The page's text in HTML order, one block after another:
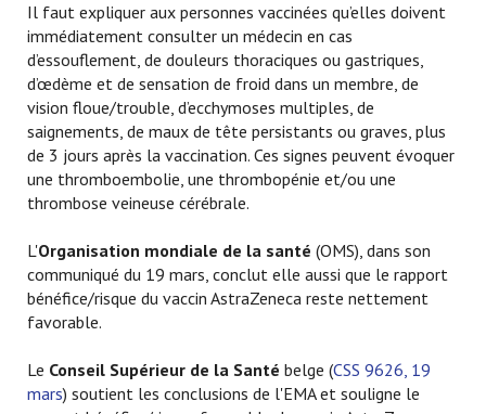
Il faut expliquer aux personnes vaccinées qu’elles doivent
immédiatement consulter un médecin en cas
d’essouflement, de douleurs thoraciques ou gastriques,
d’œdème et de sensation de froid dans un membre, de
vision floue/trouble, d’ecchymoses multiples, de
saignements, de maux de tête persistants ou graves, plus
de 3 jours après la vaccination. Ces signes peuvent évoquer
une thromboembolie, une thrombopénie et/ou une
thrombose veineuse cérébrale.
L'Organisation mondiale de la santé (OMS), dans son
communiqué du 19 mars, conclut elle aussi que le rapport
bénéfice/risque du vaccin AstraZeneca reste nettement
favorable.
Le Conseil Supérieur de la Santé belge (CSS 9626, 19
mars) soutient les conclusions de l'EMA et souligne le